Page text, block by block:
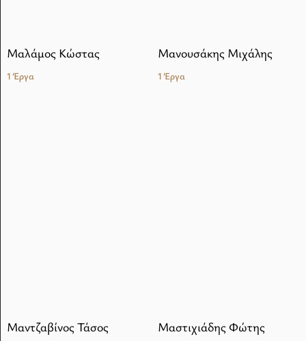
Μαλάμος Κώστας
1 Έργα
Μανουσάκης Μιχάλης
1 Έργα
Μαντζαβίνος Τάσος Μαστιχιάδης Φώτης